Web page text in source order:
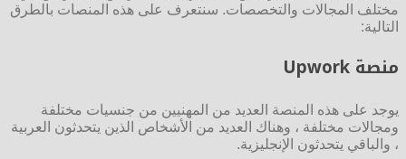
مختلف المجالات والتخصصات. سنتعرف على هذه المنصات بالطرق
التالية:
منصة Upwork
يوجد على هذه المنصة العديد من المهنيين من جنسيات مختلفة
ومجالات مختلفة ، وهناك العديد من الأشخاص الذين يتحدثون العربية
، والباقي يتحدثون الإنجليزية.